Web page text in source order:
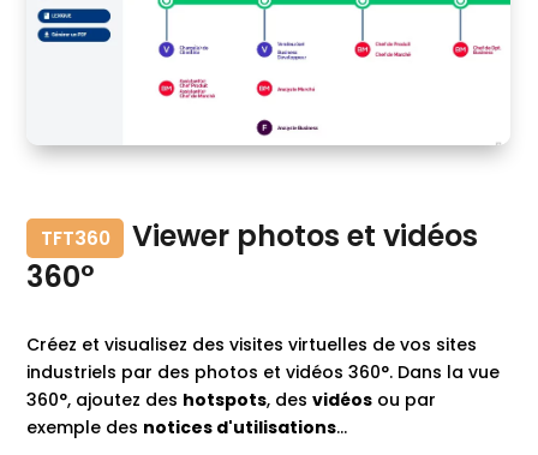
TFT360
Viewer photos et vidéos
360°
Créez et visualisez des visites virtuelles de vos sites
industriels par des photos et vidéos 360°. Dans la vue
360°, ajoutez des hotspots, desvidéos ou par
exemple des notices d'utilisations...